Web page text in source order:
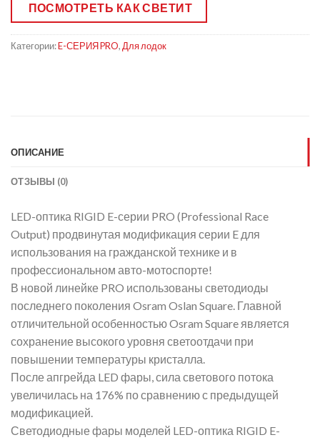
ПОСМОТРЕТЬ КАК СВЕТИТ
Категории:E-СЕРИЯ PRO, Для лодок
ОПИСАНИЕ
ОТЗЫВЫ (0)
LED-оптика RIGID E-серии PRO (Professional Race
Output) продвинутая модификация серии E для
использования на гражданской технике и в
профессиональном авто-мотоспорте!
В новой линейке PRO использованы светодиоды
последнего поколения Osram Oslan Square. Главной
отличительной особенностью Osram Square является
сохранение высокого уровня светоотдачи при
повышении температуры кристалла.
После апгрейда LED фары, сила светового потока
увеличилась на 176% по сравнению с предыдущей
модификацией.
Светодиодные фары моделей LED-оптика RIGID E-